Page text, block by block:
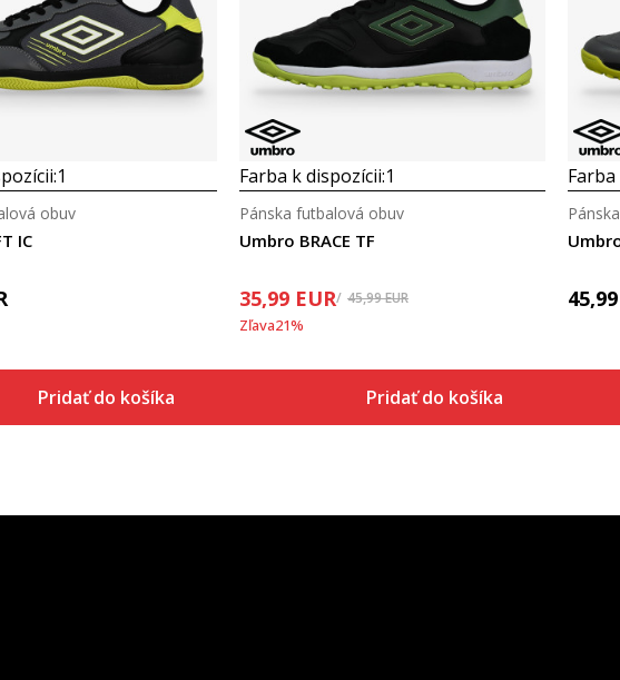
1
IC
obuv
Pridať do košíka
Farba k dispozícii:1
Umbro BRACE TF
Pánska futbalová obuv
35,99 EUR 45,99EUR
Zľava21%
Pridať do košíka
45,99